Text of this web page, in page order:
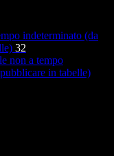
indeterminato (da
32
non a tempo
in tabelle)